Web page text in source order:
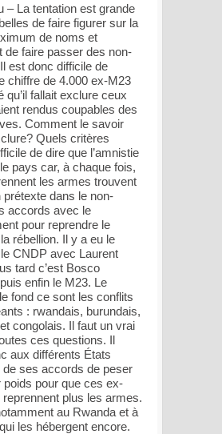
– La tentation est grande
de faire figurer sur la
de noms et
de faire passer des non-
est donc difficile de
chiffre de 4.000 ex-M23
qu’il fallait exclure ceux
rendus coupables des
Comment le savoir
Quels critères
de dire que l’amnistie
pays car, à chaque fois,
les armes trouvent
prétexte dans le non-
accords avec le
pour reprendre le
rébellion. Il y a eu le
CNDP avec Laurent
tard c’est Bosco
enfin le M23. Le
fond ce sont les conflits
: rwandais, burundais,
congolais. Il faut un vrai
ces questions. Il
aux différents États
de ses accords de peser
poids pour que ces ex-
reprennent plus les armes.
au Rwanda et à
les hébergent encore.